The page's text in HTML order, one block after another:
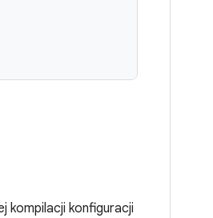
kompilacji konfiguracji